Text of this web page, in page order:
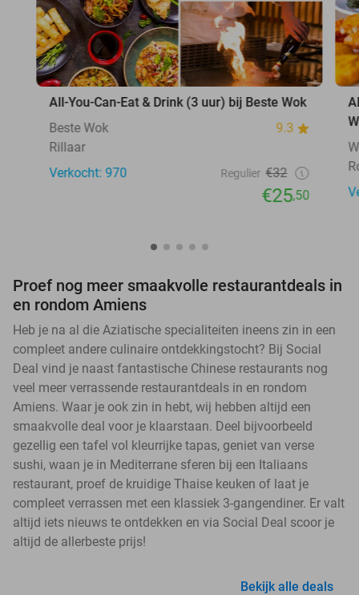
All-You-Can-Eat & Drink (3 uur) bij Beste Wok
Beste Wok
9.3
Rillaar
Verkocht: 970
Regulier €32
€25,50
Proef nog meer smaakvolle restaurantdeals in
en rondom Amiens
Heb je na al die Aziatische specialiteiten ineens zin in een
compleet andere culinaire ontdekkingstocht? Bij Social
Deal vind je naast fantastische Chinese restaurants nog
veel meer verrassende restaurantdeals in en rondom
Amiens. Waar je ook zin in hebt, wij hebben altijd een
smaakvolle deal voor je klaarstaan. Deel bijvoorbeeld
gezellig een tafel vol kleurrijke tapas, geniet van verse
sushi, waan je in Mediterrane sferen bij een Italiaans
restaurant, proef de kruidige Thaise keuken of laat je
compleet verrassen met een klassiek 3-gangendiner. Er valt
altijd iets nieuws te ontdekken en via Social Deal scoor je
altijd de allerbeste prijs!
Bekijk alle deals